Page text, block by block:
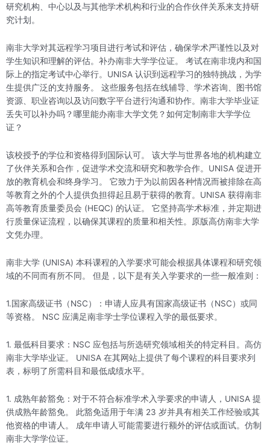
研究机构、中心以及与其他学术机构和行业的合作伙伴关系来支持研
究计划。
南非大学对其远程学习项目进行考试和评估，确保学术严谨性以及对
学生知识和理解的评估。补办南非大学学位证。 考试在南非境内和国
际上的指定考试中心举行。UNISA 认识到远程学习的独特挑战，为学
生提供广泛的支持服务。 这些服务包括在线辅导、学术咨询、图书馆
资源、职业咨询以及访问数字平台进行沟通和协作。南非大学毕业证
丢失可以补办吗？哪里能办南非大学文凭？如何定制南非大学学位
证？
该校授予的学位和资格得到国际认可。 该大学与世界各地的机构建立
了伙伴关系和合作，促进学术交流和研究和教学合作。UNISA 促进开
放的教育机会和终身学习。 它致力于为以前因各种情况而被排除在高
等教育之外的个人提供负担得起且易于获得的教育。UNISA 获得南非
高等教育质量委员会 (HEQC) 的认证。 它坚持高学术标准，并定期进
行质量保证流程，以确保其课程的质量和相关性。原版高仿南非大学
文凭办理。
南非大学 (UNISA) 本科课程的入学要求可能会根据具体课程和研究领
域的不同而有所不同。 但是，以下是有关入学要求的一些一般准则：
1.国家高级证书（NSC）：申请人应具有国家高级证书（NSC）或同
等资格。 NSC 应满足南非学士学位课程入学的最低要求。
1. 最低科目要求：NSC 应包括与所选研究领域相关的特定科目。高仿
南非大学毕业证。 UNISA 在其网站上提供了每个课程的科目要求列
表，标明了所需科目和最低成绩水平。
1. 成熟年龄豁免：对于不符合标准学术入学要求的申请人，UNISA 提
供成熟年龄豁免。 此豁免适用于年满 23 岁并具有相关工作经验或其
他资格的申请人。 成年申请人可能需要进行额外的评估或面试。仿制
南非大学学位证。